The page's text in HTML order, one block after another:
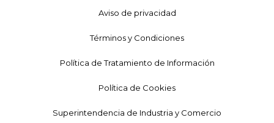
Aviso de privacidad
Términos y Condiciones
Política de Tratamiento de Información
Política de Cookies
Superintendencia de Industria y Comercio